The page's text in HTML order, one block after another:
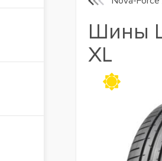
Шины
XL